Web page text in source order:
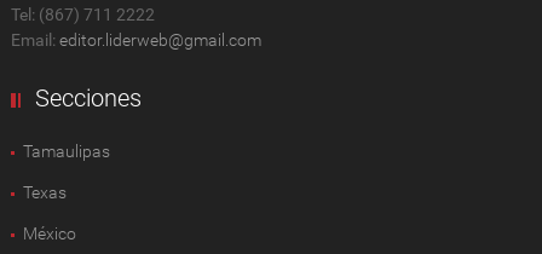
Tel: (867) 711 2222
Email: editor.liderweb@gmail.com
Secciones
Tamaulipas
Texas
México